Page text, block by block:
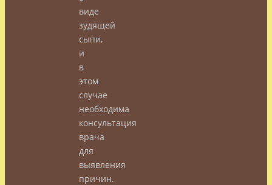
виде
зудящей
сыпи,
и
в
этом
случае
необходима
консультация
врача
для
выявления
причин.